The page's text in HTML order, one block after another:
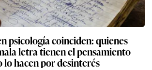
psicología coinciden: quienes
letra tienen el pensamiento
lo hacen por desinterés